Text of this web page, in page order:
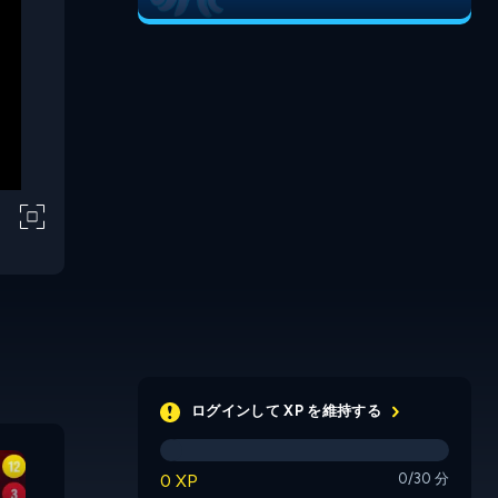
Block Shooter
Frenzy
Blast
ログインして XP を維持する
0 XP 0/30 分